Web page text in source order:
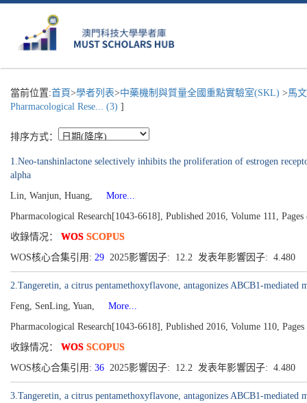
當前位置:首頁>學者列表>中藥機制與質量全國重點實驗室(SKL) >馬
Pharmacological Rese... (3) ]
排序方式：
1.Neo-tanshinlactone selectively inhibits the proliferation of estrogen
alpha
Lin, Wanjun, Huang,
More...
Pharmacological Research[1043-6618], Published 2016, Volume 111, Pages
收錄情况： WOS SCOPUS
WOS核心合集引用: 29 2025影響因子: 12.2 发表年影響因子: 4.480
2.Tangeretin, a citrus pentamethoxyflavone, antagonizes ABCB1-
Feng, SenLing, Yuan,
More...
Pharmacological Research[1043-6618], Published 2016, Volume 110,
收錄情况： WOS SCOPUS
WOS核心合集引用: 36 2025影響因子: 12.2 发表年影響因子: 4.480
3.Tangeretin, a citrus pentamethoxyflavone, antagonizes ABCB1-